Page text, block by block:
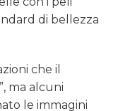
di bellezza
che il
ma alcuni
le immagini